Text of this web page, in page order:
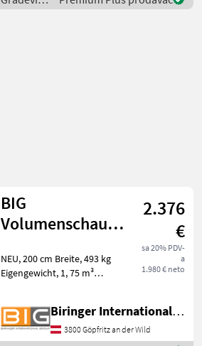
strojevi /
BIG
Volumenschaufel
Merlo ZM2
Aufnahm
2.376
€
sa 20% PDV-
a
1.980 € neto
NEU, 200 cm Breite, 493 kg
Eigengewicht, 1, 75 m³
strojevi Lopate i kante
Biringer International GmbH
3800 Göpfritz an der Wild